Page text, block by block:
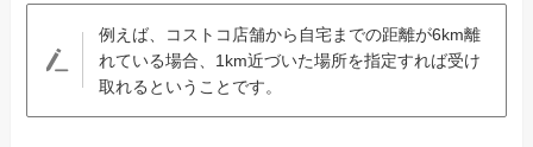
例えば、コストコ店舗から自宅までの距離が6km離
れている場合、1km近づいた場所を指定すれば受け
取れるということです。